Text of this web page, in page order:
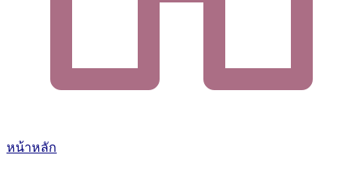
หน้าหลัก